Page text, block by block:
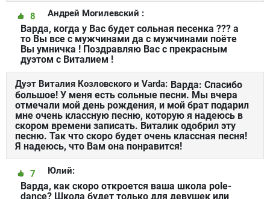
Андрей Могилевский :
8
Варда, когда у Вас будет сольная песенка ??? а
то Вы все с мужчинами да с мужчинами поёте
Вы умничка ! Поздравляю Вас с прекрасным
дуэтом с Виталием !
Дуэт Виталия Козловского и Varda: Варда: Спасибо
большое! У меня есть сольные песни. Мы вчера
отмечали мой день рождения, и мой брат подарил
мне очень классную песню, которую я надеюсь в
скором времени записать. Виталик одобрил эту
песню. Так что скоро будет очень классная песня!
Я надеюсь, что Вам она понравится!
Юлий:
7
Варда, как скоро откроется ваша школа pole-
dance? Школа будет только для девушек или